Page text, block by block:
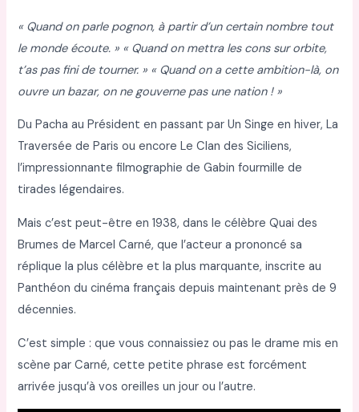
« Quand on parle pognon, à partir d’un certain nombre tout
le monde écoute. » « Quand on mettra les cons sur orbite,
t’as pas fini de tourner. » « Quand on a cette ambition-là, on
ouvre un bazar, on ne gouverne pas une nation ! »
Du Pacha au Président en passant par Un Singe en hiver, La
Traversée de Paris ou encore Le Clan des Siciliens,
l’impressionnante filmographie de Gabin fourmille de
tirades légendaires.
Mais c’est peut-être en 1938, dans le célèbre Quai des
Brumes de Marcel Carné, que l’acteur a prononcé sa
réplique la plus célèbre et la plus marquante, inscrite au
Panthéon du cinéma français depuis maintenant près de 9
décennies.
C’est simple : que vous connaissiez ou pas le drame mis en
scène par Carné, cette petite phrase est forcément
arrivée jusqu’à vos oreilles un jour ou l’autre.